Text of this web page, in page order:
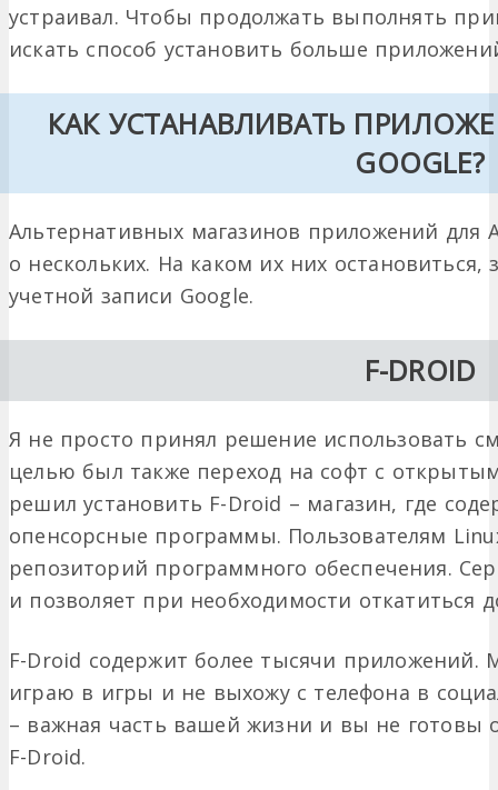
устраивал. Чтобы продолжать выполнять
искать способ установить больше
КАК УСТАНАВЛИВАТЬ
GOOGLE?
Альтернативных магазинов приложений для
о нескольких. На каком их них остановиться,
учетной записи Google.
F-DROID
Я не просто принял решение использовать
целью был также переход на софт с
решил установить F-Droid – магазин, где
опенсорсные программы. Пользователям
репозиторий программного обеспечения.
и позволяет при необходимости откатиться
F-Droid содержит более тысячи приложений.
играю в игры и не выхожу с телефона в
– важная часть вашей жизни и вы не готовы
F-Droid.